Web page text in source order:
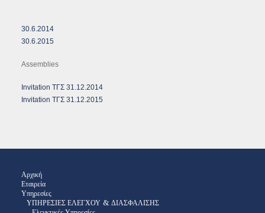
30.6.2014
30.6.2015
Assemblies
Invitation ΤΓΣ 31.12.2014
Invitation ΤΓΣ 31.12.2015
Αρχική
Εταιρεία
Υπηρεσίες
ΥΠΗΡΕΣΙΕΣ ΕΛΕΓΧΟΥ & ΔΙΑΣΦΑΛΙΣΗΣ